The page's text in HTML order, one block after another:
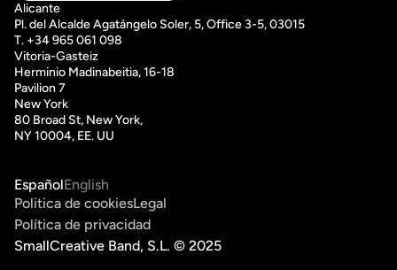
Alicante
Pl. del Alcalde Agatángelo Soler, 5, Office 3-5, 03015
T. +34 965 061 098
Vitoria-Gasteiz
Herminio Madinabeitia, 16-18
Pavilion 7
New York
80 Broad St, New York,
NY 10004, EE. UU
SmallCreative Band, S.L. © 2025
Politica de cookiesLegal
Política de privacidad
EspañolEnglish